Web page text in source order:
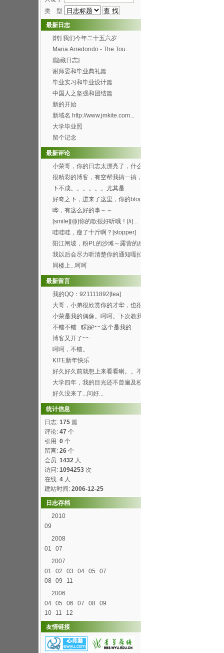
类 型
最新日志
[转] 我们今年二十五六岁
Maria Arredondo - The Tou...
[隐藏日志]
谢师晏和毕业典礼篇
毕业实习和毕业设计篇
中国人之坚强和团结篇
新的开始
新域名 http://www.jmkite.com...
大学毕业照
留个记念
最新评论
小荣哥，你的日志太漂亮了，什么
时候有空帮我也搞一个...
很精彩的博客，有空帮我搞一搞，
可以吗？[smile...
下不成。。。。。。尤其是
Through the f...
好奇之下，进来了这里，你的blog
办得好好哦。 ...
哗，有这么好的事～～
[smile][i][i]你的歌很好听哦！[/i]...
哇哇哇，瘦了十斤啊？[stopper]
阳江闸坡，粉PL的沙滩～露营的感
觉真的8错哦～呵呵...
我以后会尽力听清楚你的通知嘎拉
[wink]
同楼上...呵呵
最新留言
我的QQ：921111892[tea]
大哥，小弟很欣赏你的才华，也很
喜欢你博客的这首背景...
小荣是我的偶像。呵呵。下次教我
弄这样的空间。呵呵
不错不错...睬踩!~~这个是我的
http://h...
博客又开了~~
呵呵，不错。
KITE新年快乐
好久好久前就想上来看看喇。。不
过总是打开了首页进不...
大学四年，我的目光还不曾遍及校
园的每个角落，就快要...
好久没来了...问好...
统计信息
日志: 175 篇
评论: 47 个
引用: 0 个
留言: 26 个
会员: 1432 人
访问: 1094253 次
在线: 4 人
建站时间: 2006-12-25
日志存档
2010
09
2008
01
07
2007
01
02 03 04 05
07
08
09
11
2006
04 05 06 07 08
09
10
11
12
友情链接